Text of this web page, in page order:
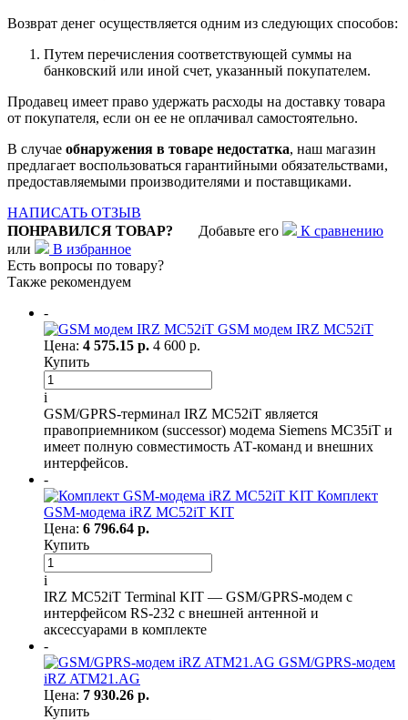
Возврат денег осуществляется одним из следующих способов:
Путем перечисления соответствующей суммы на
банковский или иной счет, указанный покупателем.
Продавец имеет право удержать расходы на доставку товара
от покупателя, если он ее не оплачивал самостоятельно.
В случае обнаружения в товаре недостатка, наш магазин
предлагает воспользоваться гарантийными обязательствами,
предоставляемыми производителями и поставщиками.
НАПИСАТЬ ОТЗЫВ
ПОНРАВИЛСЯ ТОВАР? Добавьте его
К сравнению
или
В избранное
Есть вопросы по товару?
Также рекомендуем
-
GSM модем IRZ MC52iT
Цена: 4 575.15 р. 4 600 р.
Купить
i
GSM/GPRS-терминал IRZ MC52iT является
правоприемником (successor) модема Siemens MC35iT и
имеет полную совместимость АТ-команд и внешних
интерфейсов.
-
Комплект
GSM-модема iRZ MC52iT KIT
Цена: 6 796.64 р.
Купить
i
IRZ MC52iT Terminal KIT — GSM/GPRS-модем с
интерфейсом RS-232 с внешней антенной и
аксессуарами в комплекте
-
GSM/GPRS-модем
iRZ ATM21.AG
Цена: 7 930.26 р.
Купить